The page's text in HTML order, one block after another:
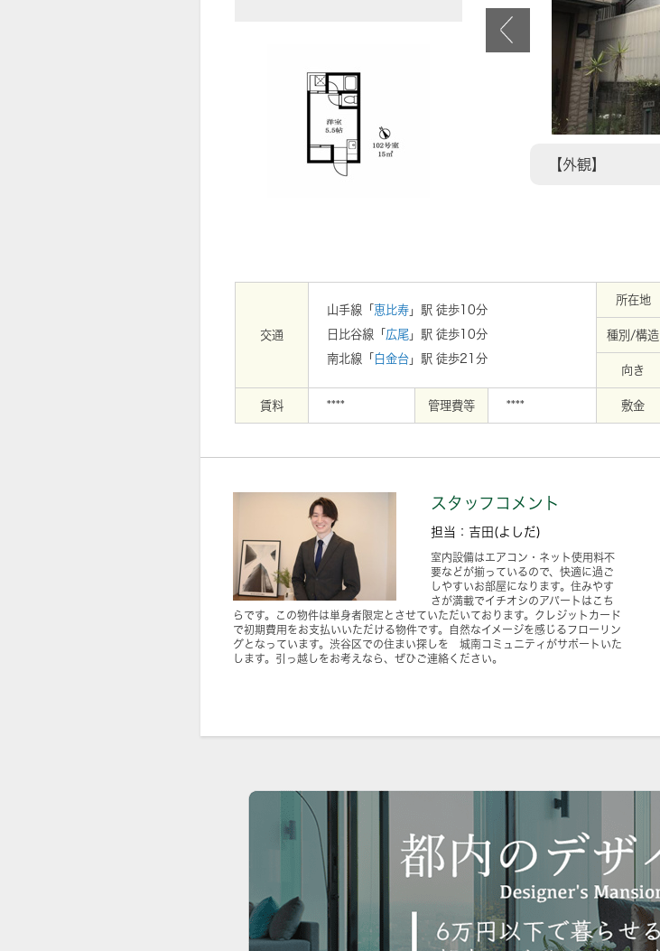
【外観】
交通
山手線「 恵比寿 」駅 徒歩10分
日比谷線「 広尾 」駅 徒歩10分
南北線「 白金台 」駅 徒歩21分
所在地
種別/構造
向き
賃料 **** 管理費等 **** 敷金
スタッフコメント
担当：吉田(よしだ)
室内設備はエアコン・ネット使用料不
要などが揃っているので、快適に過ご
しやすいお部屋になります。住みやす
さが満載でイチオシのアパートはこち
らです。この物件は単身者限定とさせていただいております。クレジットカード
で初期費用をお支払いいただける物件です。自然なイメージを感じるフローリン
グとなっています。渋谷区での住まい探しを 城南コミュニティがサポートいた
します。引っ越しをお考えなら、ぜひご連絡ください。